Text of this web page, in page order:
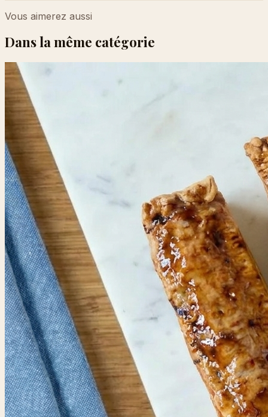
Vous aimerez aussi
Dans la même catégorie